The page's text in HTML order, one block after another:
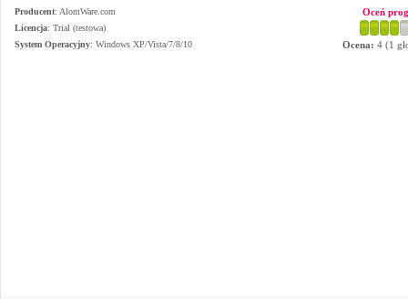
Producent: AlomWare.com
Licencja: Trial (testowa)
System Operacyjny: Windows XP/Vista/7/8/10
Oceń
Ocena: 4 (1